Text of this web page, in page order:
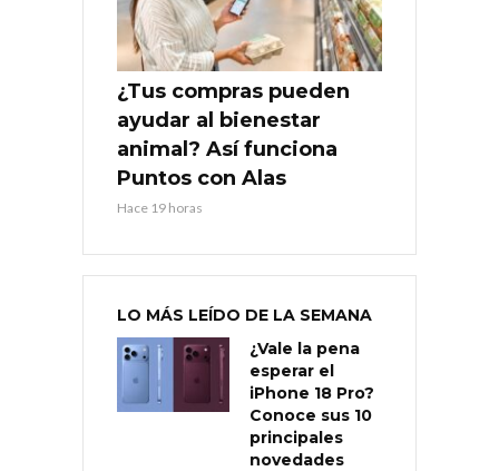
¿Tus compras pueden
ayudar al bienestar
animal? Así funciona
Puntos con Alas
Hace 19 horas
LO MÁS LEÍDO DE LA SEMANA
¿Vale la pena
esperar el
iPhone 18 Pro?
Conoce sus 10
principales
novedades